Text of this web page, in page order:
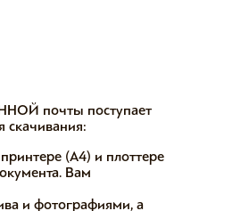
почты поступает
(А4) и плоттере
Вам
и фотографиями, а